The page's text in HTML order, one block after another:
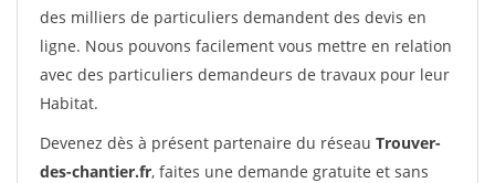
des milliers de particuliers demandent des devis en
ligne. Nous pouvons facilement vous mettre en relation
avec des particuliers demandeurs de travaux pour leur
Habitat.
Devenez dès à présent partenaire du réseau Trouver-
des-chantier.fr, faites une demande gratuite et sans